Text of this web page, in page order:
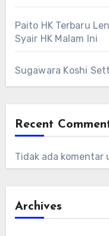
Paito HK Terbaru
Syair HK Malam Ini
Sugawara Koshi
Recent
Tidak ada komentar
Archives